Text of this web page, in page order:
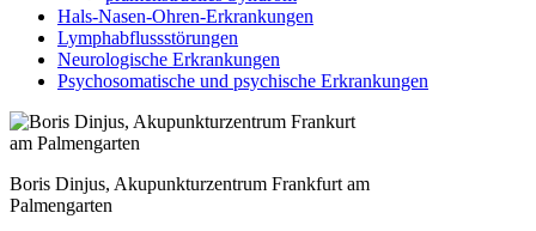
Hals-Nasen-Ohren-Erkrankungen
Lymphabflussstörungen
Neurologische Erkrankungen
Psychosomatische und psychische Erkrankungen
Boris Dinjus, Akupunkturzentrum Frankfurt am
Palmengarten